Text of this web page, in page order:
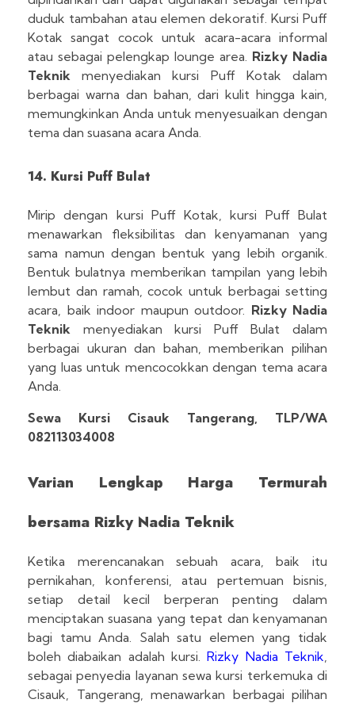
duduk tambahan atau elemen dekoratif. Kursi Puff
Kotak sangat cocok untuk acara-acara informal
atau sebagai pelengkap lounge area. Rizky Nadia
Teknik menyediakan kursi Puff Kotak dalam
berbagai warna dan bahan, dari kulit hingga kain,
memungkinkan Anda untuk menyesuaikan dengan
tema dan suasana acara Anda.
14. Kursi Puff Bulat
Mirip dengan kursi Puff Kotak, kursi Puff Bulat
menawarkan fleksibilitas dan kenyamanan yang
sama namun dengan bentuk yang lebih organik.
Bentuk bulatnya memberikan tampilan yang lebih
lembut dan ramah, cocok untuk berbagai setting
acara, baik indoor maupun outdoor. Rizky Nadia
Teknik menyediakan kursi Puff Bulat dalam
berbagai ukuran dan bahan, memberikan pilihan
yang luas untuk mencocokkan dengan tema acara
Anda.
Sewa Kursi Cisauk Tangerang, TLP/WA
082113034008
Varian Lengkap Harga Termurah
bersama Rizky Nadia Teknik
Ketika merencanakan sebuah acara, baik itu
pernikahan, konferensi, atau pertemuan bisnis,
setiap detail kecil berperan penting dalam
menciptakan suasana yang tepat dan kenyamanan
bagi tamu Anda. Salah satu elemen yang tidak
boleh diabaikan adalah kursi.Rizky Nadia Teknik
sebagai penyedia layanan sewa kursi terkemuka di
Cisauk, Tangerang, menawarkan berbagai pilihan